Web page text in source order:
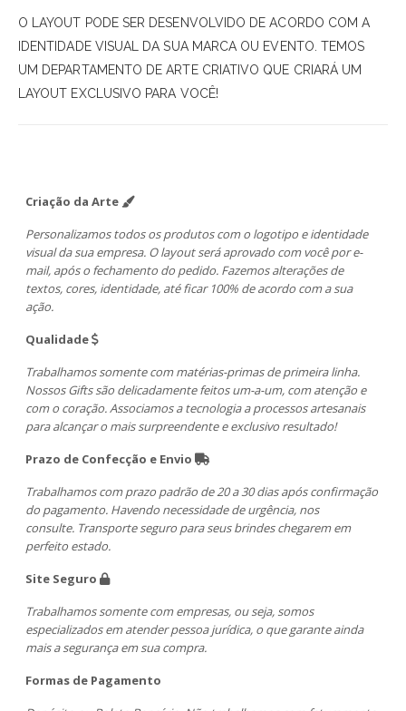
O LAYOUT PODE SER DESENVOLVIDO DE ACORDO COM A
IDENTIDADE VISUAL DA SUA MARCA OU EVENTO. TEMOS
UM DEPARTAMENTO DE ARTE CRIATIVO QUE CRIARÁ UM
LAYOUT EXCLUSIVO PARA VOCÊ!
Criação da Arte
Personalizamos todos os produtos com o logotipo e identidade
visual da sua empresa. O layout será aprovado com você por e-
mail, após o fechamento do pedido. Fazemos alterações de
textos, cores, identidade, até ficar 100% de acordo com a sua
ação.
Qualidade
Trabalhamos somente com matérias-primas de primeira linha.
Nossos Gifts são delicadamente feitos um-a-um, com atenção e
com o coração. Associamos a tecnologia a processos artesanais
para alcançar o mais surpreendente e exclusivo resultado!
Prazo de Confecção e Envio
Trabalhamos com prazo padrão de 20 a 30 dias após confirmação
do pagamento. Havendo necessidade de urgência, nos
consulte. Transporte seguro para seus brindes chegarem em
perfeito estado.
Site Seguro
Trabalhamos somente com empresas, ou seja, somos
especializados em atender pessoa jurídica, o que garante ainda
mais a segurança em sua compra.
Formas de Pagamento